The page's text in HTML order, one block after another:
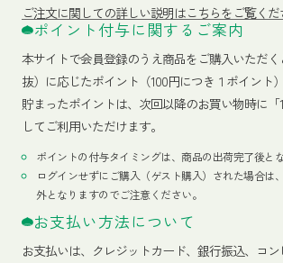
ご注文に関しての詳しい説明はこちらをご覧くだ
ポイント付与に関するご案内
本サイトで会員登録のうえ商品をご購入いただ
抜）に応じたポイント（100円につき１ポイント
貯まったポイントは、次回以降のお買い物時に「
してご利用いただけます。
ポイントの付与タイミングは、商品の出荷完了後と
ログインせずにご購入（ゲスト購入）された場合は
外となりますのでご注意ください。
お支払い方法について
お支払いは、クレジットカード、銀行振込、コ